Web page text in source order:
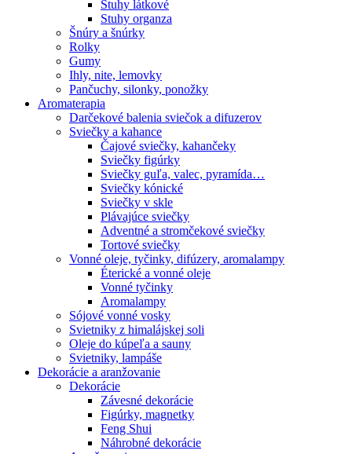
Stuhy látkové
Stuhy organza
Šnúry a šnúrky
Rolky
Gumy
Ihly, nite, lemovky
Pančuchy, silonky, ponožky
Aromaterapia
Darčekové balenia sviečok a difuzerov
Sviečky a kahance
Čajové sviečky, kahančeky
Sviečky figúrky
Sviečky guľa, valec, pyramída…
Sviečky kónické
Sviečky v skle
Plávajúce sviečky
Adventné a stromčekové sviečky
Tortové sviečky
Vonné oleje, tyčinky, difúzery, aromalampy
Éterické a vonné oleje
Vonné tyčinky
Aromalampy
Sójové vonné vosky
Svietniky z himalájskej soli
Oleje do kúpeľa a sauny
Svietniky, lampáše
Dekorácie a aranžovanie
Dekorácie
Závesné dekorácie
Figúrky, magnetky
Feng Shui
Náhrobné dekorácie